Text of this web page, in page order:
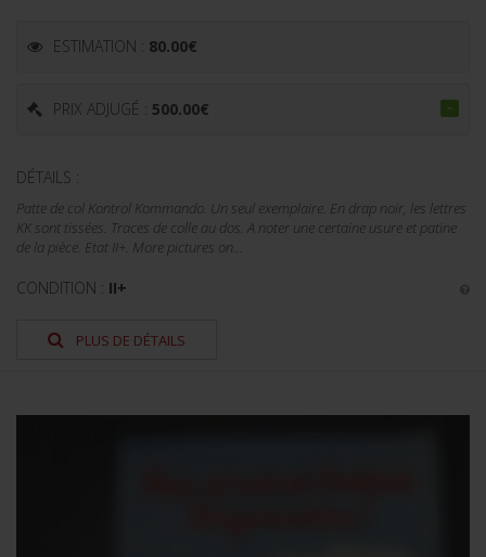
ESTIMATION : 80.00€
PRIX ADJUGÉ : 500.00€
DÉTAILS :
Patte de col Kontrol Kommando. Un seul exemplaire. En drap noir, les lettres
KK sont tissées. Traces de colle au dos. A noter une certaine usure et patine
de la pièce. Etat II+. More pictures on...
CONDITION : II+
PLUS DE DÉTAILS